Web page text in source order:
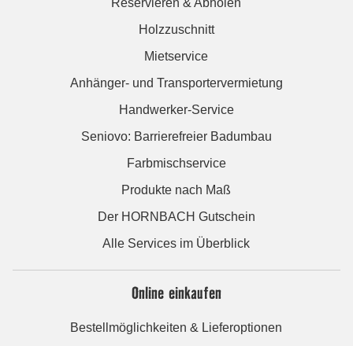
Reservieren & Abholen
Holzzuschnitt
Mietservice
Anhänger- und Transportervermietung
Handwerker-Service
Seniovo: Barrierefreier Badumbau
Farbmischservice
Produkte nach Maß
Der HORNBACH Gutschein
Alle Services im Überblick
Online einkaufen
Bestellmöglichkeiten & Lieferoptionen